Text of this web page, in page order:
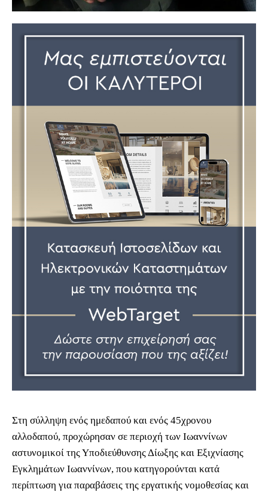
Στη σύλληψη ενός ημεδαπού και ενός 45χρονου
αλλοδαπού, προχώρησαν σε περιοχή των Ιωαννίνων
αστυνομικοί της Υποδιεύθυνσης Δίωξης και Εξιχνίασης
Εγκλημάτων Ιωαννίνων, που κατηγορούνται κατά
περίπτωση για παραβάσεις της εργατικής νομοθεσίας και